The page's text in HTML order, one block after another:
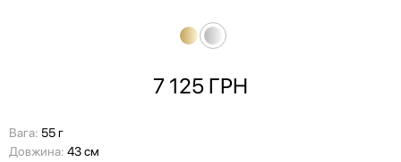
7 125 ГРН
Вага: 55 г
Довжина: 43 см